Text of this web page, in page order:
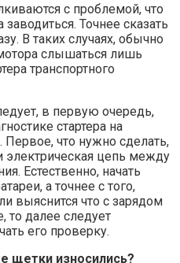
с проблемой, что
Точнее сказать
В таких случаях, обычно
слышаться лишь
транспортного
в первую очередь,
стартера на
Первое, что нужно сделать,
электрическая цепь между
Естественно, начать
а точнее с того,
выяснится что с зарядом
то далее следует
его проверку.
щетки износились?